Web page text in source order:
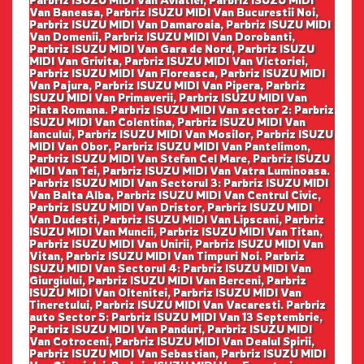
Van Baneasa, Parbriz ISUZU MIDI Van Bucurestii Noi,
Parbriz ISUZU MIDI Van Damaroaia, Parbriz ISUZU MIDI
Van Domenii, Parbriz ISUZU MIDI Van Dorobanti,
Parbriz ISUZU MIDI Van Gara de Nord, Parbriz ISUZU
MIDI Van Grivita, Parbriz ISUZU MIDI Van Victoriei,
Parbriz ISUZU MIDI Van Floreasca, Parbriz ISUZU MIDI
Van Pajura, Parbriz ISUZU MIDI Van Pipera, Parbriz
ISUZU MIDI Van Primaverii, Parbriz ISUZU MIDI Van
Piata Romana. Parbriz ISUZU MIDI Van sector 2: Parbriz
ISUZU MIDI Van Colentina, Parbriz ISUZU MIDI Van
Iancului, Parbriz ISUZU MIDI Van Mosilor, Parbriz ISUZU
MIDI Van Obor, Parbriz ISUZU MIDI Van Pantelimon,
Parbriz ISUZU MIDI Van Stefan Cel Mare, Parbriz ISUZU
MIDI Van Tei, Parbriz ISUZU MIDI Van Vatra Luminoasa.
Parbriz ISUZU MIDI Van Sectorul 3: Parbriz ISUZU MIDI
Van Balta Alba, Parbriz ISUZU MIDI Van Centrul Civic,
Parbriz ISUZU MIDI Van Dristor, Parbriz ISUZU MIDI
Van Dudesti, Parbriz ISUZU MIDI Van Lipscani, Parbriz
ISUZU MIDI Van Muncii, Parbriz ISUZU MIDI Van Titan,
Parbriz ISUZU MIDI Van Unirii, Parbriz ISUZU MIDI Van
Vitan, Parbriz ISUZU MIDI Van Timpuri Noi. Parbriz
ISUZU MIDI Van Sectorul 4: Parbriz ISUZU MIDI Van
Giurgiului, Parbriz ISUZU MIDI Van Berceni, Parbriz
ISUZU MIDI Van Oltenitei, Parbriz ISUZU MIDI Van
Tineretului, Parbriz ISUZU MIDI Van Vacaresti. Parbriz
auto Sector 5: Parbriz ISUZU MIDI Van 13 Septembrie,
Parbriz ISUZU MIDI Van Panduri, Parbriz ISUZU MIDI
Van Cotroceni, Parbriz ISUZU MIDI Van Dealul Spirii,
Parbriz ISUZU MIDI Van Sebastian, Parbriz ISUZU MIDI